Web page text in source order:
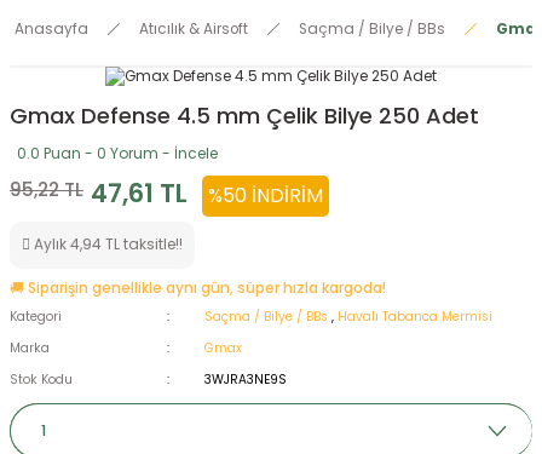
Mermisi
Tabure
Anasayfa Atıcılık & Airsoft Saçma / Bilye / BBs
Gmax Defense 4.5 mm Çelik Bilye 250 Adet
0.0 Puan - 0 Yorum - İncele
95,22 TL 47,61 TL %50 İNDIRIM
Aylık 4,94 TL taksitle!!
🚚 Siparişin genellikle aynı gün, süper hızla kargoda!
Kategori Saçma / Bilye / BBs , Havalı Tabanca Mermisi
Marka
Gmax
Stok Kodu
3WJRA3NE9S